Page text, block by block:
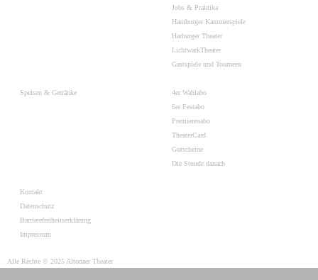
Jobs & Praktika
Hamburger Kammerspiele
Harburger Theater
LichtwarkTheater
Gastspiele und Tourneen
Speisen & Getränke
4er Wahlabo
6er Festabo
Premierenabo
TheaterCard
Gutscheine
Die Stunde danach
Kontakt
Datenschutz
Barrierefreiheitserklärung
Impressum
Alle Rechte © 2025 Altonaer Theater